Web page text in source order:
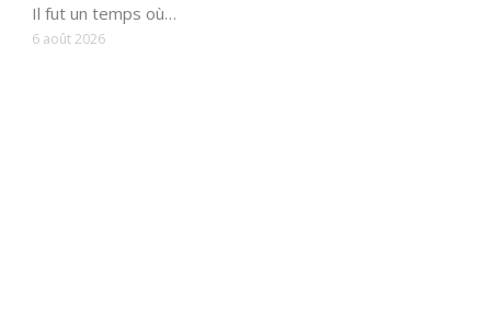
Il fut un temps où…
6 août 2026